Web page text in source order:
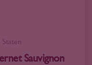
Staten
Sauvignon